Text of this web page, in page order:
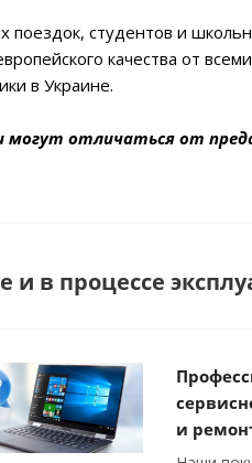
студентов и
качества от
в Украине.
отличаться от
и в процессе
и